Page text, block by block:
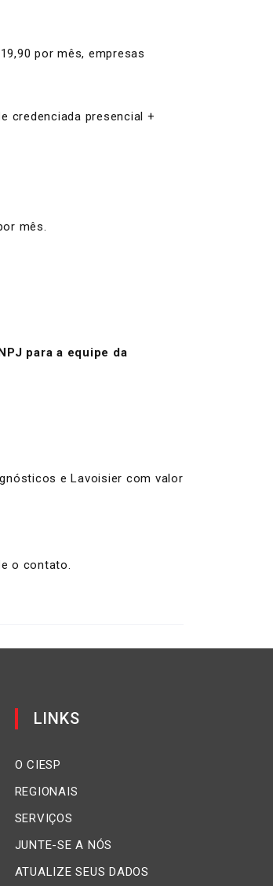
por mês, empresas
credenciada presencial +
mês.
para a equipe da
e Lavoisier com valor
o contato.
LINKS
O CIESP
REGIONAIS
SERVIÇOS
JUNTE-SE A NÓS
ATUALIZE SEUS DADOS